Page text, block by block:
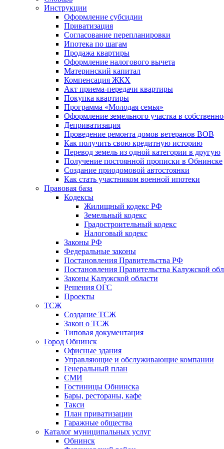
Инструкции
Оформление субсидии
Приватизация
Согласование перепланировки
Ипотека по шагам
Продажа квартиры
Оформление налогового вычета
Материнский капитал
Компенсация ЖКХ
Акт приема-передачи квартиры
Покупка квартиры
Программа «Молодая семья»
Оформление земельного участка в
Деприватизация
Проведение ремонта домов ветеранов ВОВ
Как получить свою кредитную историю
Перевод земель из одной категории в другую
Получение постоянной прописки в Обнинске
Создание приодомовой автостоянки
Как стать участником военной ипотеки
Правовая база
Кодексы
Жилищный кодекс РФ
Земельный кодекс
Градостроительный кодекс
Налоговый кодекс
Законы РФ
Федеральные законы
Постановления Правительства РФ
Постановления Правительства Калужской
Законы Калужской области
Решения ОГС
Проекты
ТСЖ
Создание ТСЖ
Закон о ТСЖ
Типовая документация
Город Обнинск
Офисные здания
Управляющие и обслуживающие компании
Генеральный план
СМИ
Гостиницы Обнинска
Бары, рестораны, кафе
Такси
План приватизации
Гаражные общества
Каталог муниципальных услуг
Обнинск